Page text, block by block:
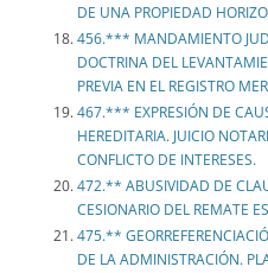
DE UNA PROPIEDAD
456.*** MANDAMIENTO
DOCTRINA DEL
PREVIA EN EL REGISTRO
467.*** EXPRESIÓN DE
HEREDITARIA. JUICIO
CONFLICTO DE INTERESES.
472.** ABUSIVIDAD DE
CESIONARIO DEL REMATE
475.**
DE LA ADMINISTRACIÓN.